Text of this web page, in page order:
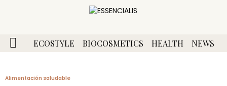
ECOSTYLE BIOCOSMETICS HEALTH NEWS
Alimentación saludable